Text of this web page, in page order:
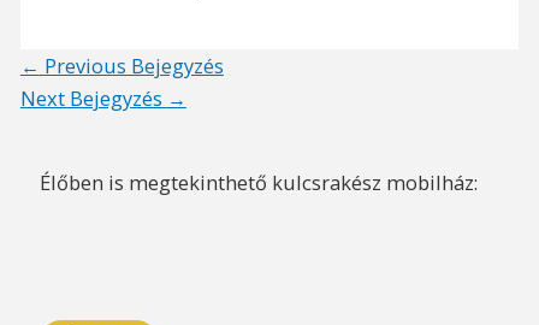
Post
navigation
← Previous Bejegyzés
Next Bejegyzés →
Élőben is megtekinthető kulcsrakész mobilház: